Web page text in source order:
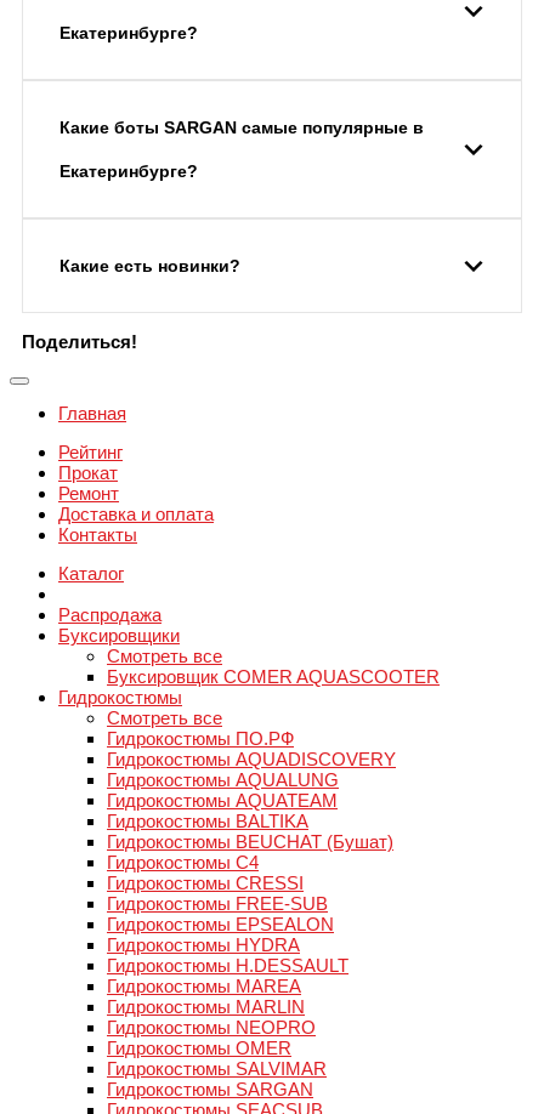
Екатеринбурге?
Какие боты SARGAN самые популярные в
Екатеринбурге?
Какие есть новинки?
Поделиться!
Главная
Рейтинг
Прокат
Ремонт
Доставка и оплата
Контакты
Каталог
Распродажа
Буксировщики
Смотреть все
Буксировщик COMER AQUASCOOTER
Гидрокостюмы
Смотреть все
Гидрокостюмы ПО.РФ
Гидрокостюмы AQUADISCOVERY
Гидрокостюмы AQUALUNG
Гидрокостюмы AQUATEAM
Гидрокостюмы BALTIKA
Гидрокостюмы BEUCHAT (Бушат)
Гидрокостюмы C4
Гидрокостюмы CRESSI
Гидрокостюмы FREE-SUB
Гидрокостюмы EPSEALON
Гидрокостюмы HYDRA
Гидрокостюмы H.DESSAULT
Гидрокостюмы MAREA
Гидрокостюмы MARLIN
Гидрокостюмы NEOPRO
Гидрокостюмы OMER
Гидрокостюмы SALVIMAR
Гидрокостюмы SARGAN
Гидрокостюмы SEACSUB